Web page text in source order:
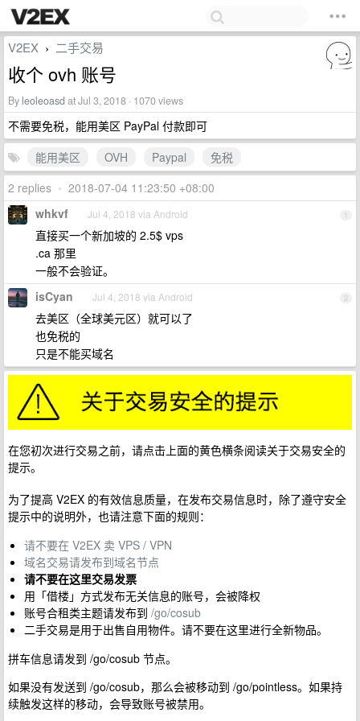
V2EX › 二手交易
收个 ovh 账号
By leoleoasd at Jul 3, 2018 · 1070 views
不需要免税，能用美区 PayPal 付款即可
能用美区
OVH Paypal
免税
2 replies • 2018-07-04 11:23:50 +08:00
1
whkvf Jul 4, 2018 via Android
直接买一个新加坡的 2.5$ vps
.ca 那里
一般不会验证。
2
isCyan Jul 4, 2018 via Android
去美区（全球美元区）就可以了
也免税的
只是不能买域名
在您初次进行交易之前，请点击上面的黄色横条阅读关于交易安全的
提示。
为了提高 V2EX 的有效信息质量，在发布交易信息时，除了遵守安全
提示中的说明外，也请注意下面的规则：
请不要在 V2EX 卖 VPS / VPN
域名交易请发布到域名节点
请不要在这里交易发票
用「借楼」方式发布无关信息的账号，会被降权
账号合租类主题请发布到 /go/cosub
二手交易是用于出售自用物件。请不要在这里进行全新物品。
拼车信息请发到 /go/cosub 节点。
如果没有发送到 /go/cosub，那么会被移动到 /go/pointless。如果持
续触发这样的移动，会导致账号被禁用。